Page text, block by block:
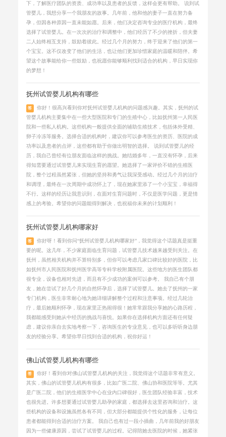
下，了解医疗团队的资质、成功率以及患者的反馈，这样会更有帮助。 说到试
管婴儿，我想分享一个我朋友的故事。几年前，他和他的妻子一直在努力备
孕，但因各种原因一直未能如愿。后来，他们决定咨询专业的医疗机构，最终
选择了试管婴儿。在一次次的治疗和调整中，他们经历了不少的挫折，但夫妻
二人始终相互支持，鼓励着彼此。经过几个月的努力，终于迎来了他们的第一
个宝宝。这不仅改变了他们的生活，也让他们更加珍惜家庭的温暖和陪伴。希
望这个故事能给你一些鼓励，也祝愿你能够顺利找到适合的机构，早日实现你
的梦想！
抚州试管婴儿机构有哪些
答
你好！很高兴看到你对抚州试管婴儿机构的问题感兴趣。其实，抚州的试
管婴儿机构主要集中在一些大型医院和专门的生殖中心，比如抚州第一人民医
院和一些私人机构。这些机构一般提供全面的辅助生殖技术，包括体外受精、
卵子冷冻等服务。选择合适的机构时，建议你可以参考医生的资历、医院的成
功率以及患者的点评，这些都有助于你做出明智的选择。 说到试管婴儿的经
历，我自己曾经有位朋友面临这样的挑战。她结婚多年，一直没有怀孕，后来
得知需要通过试管婴儿来实现生育的愿望。她选择了一家评价不错的生殖医
院，整个过程虽然紧张，但她的坚持和勇气让我深受感动。经过几个月的治疗
和调理，最终在一次周期中成功怀上了，现在她家里添了一个小宝宝，幸福得
不行。这样的经历让我意识到，在面对生育问题时，不仅是医学问题，更是情
感上的考验。希望你的问题能得到解决，也祝福你未来的计划顺利！
抚州试管婴儿机构哪家好
答
你好呀！看到你问“抚州试管婴儿机构哪家好”，我觉得这个话题真是挺重
要的呢。这几年，不少家庭面临生育问题，试管婴儿技术越来越受到关注。在
抚州，虽然相关机构并不算特别多，但你可以考虑几家口碑比较好的医院，比
如抚州市人民医院和抚州医学高等专科学校附属医院。这些地方的医生团队都
很专业，设备也相对先进，而且有不少成功的案例可以参考。 我自己有个朋
友，她在尝试了好几个月的自然怀孕后，选择了试管婴儿。她去了抚州的一家
专门机构，医生非常耐心地为她详细讲解整个过程和注意事项。经过几轮治
疗，最后她顺利怀孕，现在家里正热闹得很！她常常跟我分享她的心路历程，
我都能感受到她从中经历的挑战与喜悦。如果你在选择机构方面还有任何疑
虑，建议你亲自去实地考察一下，咨询医生的专业意见，也可以多听听身边朋
友的经验分享。希望你早日找到合适的机构，祝你好运！
佛山试管婴儿机构有哪些
答
你好！看到你对佛山试管婴儿机构的关注，我觉得这个话题非常有意义。
其实，佛山的试管婴儿机构有很多，比如广医二院、佛山协和医院等等。尤其
是广医二院，他们的生殖医学中心在业内口碑很好，医生团队经验丰富，技术
也很先进。许多想要通过试管婴儿助孕的家庭，都选择去这里咨询和治疗。这
些机构的设备和设施虽然各有不同，但大部分都能提供个性化的服务，让每位
患者都能得到合适的治疗方案。 我自己也有过一段小插曲，几年前我的好朋友
因为一些健康原因，尝试了试管婴儿的过程。记得陪她去医院的时候，她紧张